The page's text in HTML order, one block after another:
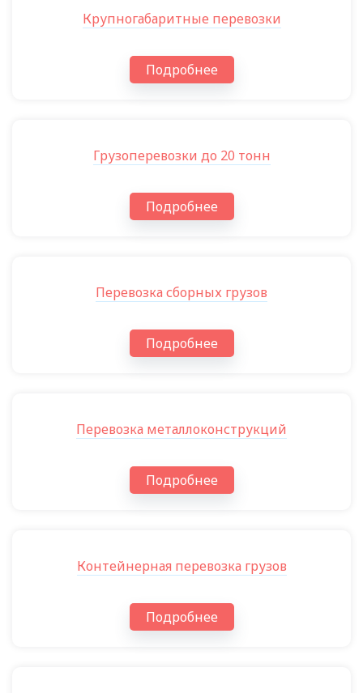
Крупногабаритные перевозки
Подробнее
Грузоперевозки до 20 тонн
Подробнее
Перевозка сборных грузов
Подробнее
Перевозка металлоконструкций
Подробнее
Контейнерная перевозка грузов
Подробнее